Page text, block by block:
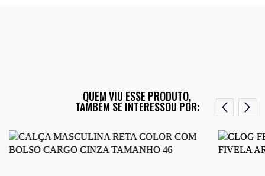
QUEM VIU ESSE PRODUTO,
TAMBÉM SE INTERESSOU POR: